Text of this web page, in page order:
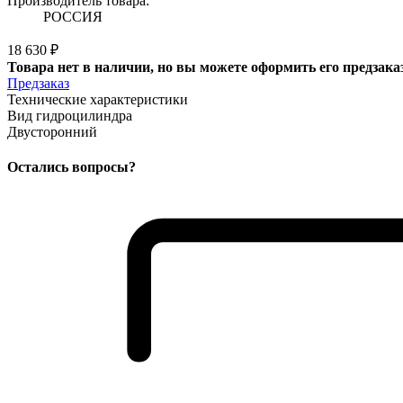
РОССИЯ
18 630 ₽
Товара нет в наличии, но вы можете оформить его
Предзаказ
Технические характеристики
Вид гидроцилиндра
Двусторонний
Остались вопросы?